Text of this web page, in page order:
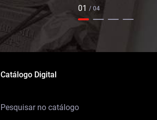
01 / 04
Catálogo Digital
Pesquisar no catálogo